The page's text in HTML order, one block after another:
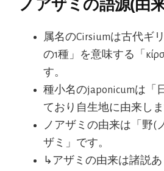
ノアザミの語源(由
属名のCirsiumは古代ギ
の1種」を意味する「
す。
種小名のjaponicumは「
ており自生地に由来しま
ノアザミの由来は「野(
ザミ」です。
↳アザミの由来は諸説